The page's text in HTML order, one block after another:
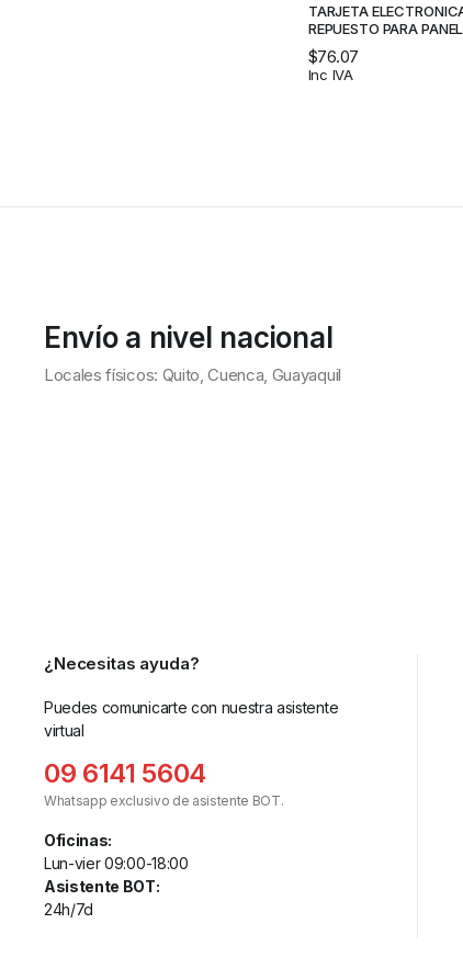
TARJETA
REPUESTO PARA
MOTOR E PUERTA
VIDRIO – KINUTEK
$76.07
Inc IVA
Envío a nivel nacional
Locales físicos: Quito, Cuenca, Guayaquil
¿Necesitas ayuda?
Puedes comunicarte con nuestra asistente
virtual
09 6141 5604
Whatsapp exclusivo de asistente BOT.
Oficinas:
Lun-vier 09:00-18:00
Asistente BOT:
24h/7d